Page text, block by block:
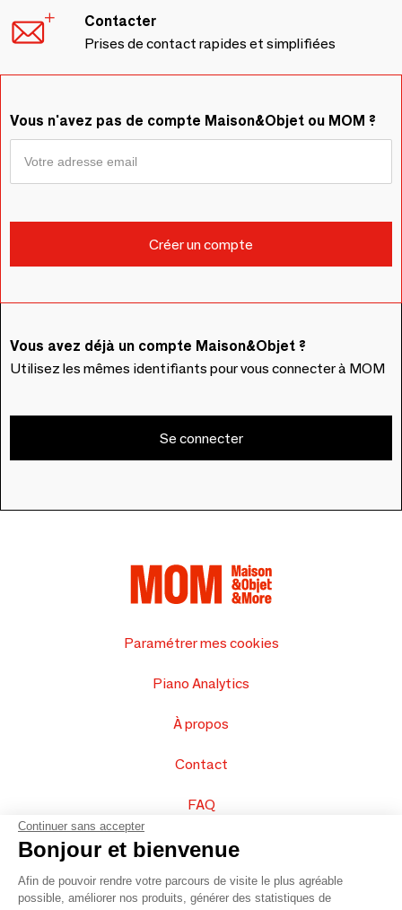
Contacter
Prises de contact rapides et simplifiées
Vous n'avez pas de compte Maison&Objet ou MOM ?
Vous avez déjà un compte Maison&Objet ?
Utilisez les mêmes identifiants pour vous connecter à MOM
Se connecter
Paramétrer mes cookies
Piano Analytics
À propos
Contact
FAQ
Vendez vos produits
Plan du site
Continuer sans accepter
Bonjour et bienvenue
Afin de pouvoir rendre votre parcours de visite le plus agréable
possible, améliorer nos produits, générer des statistiques de